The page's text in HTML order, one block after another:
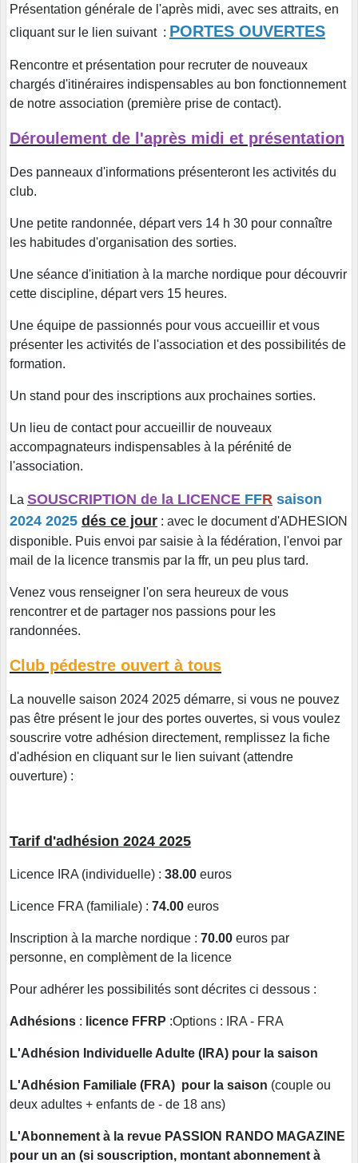
Présentation générale de l'après midi, avec ses attraits, en
cliquant sur le lien suivant : PORTES OUVERTES
Rencontre et présentation pour recruter de nouveaux
chargés d'itinéraires indispensables au bon fonctionnement
de notre association (première prise de contact).
Déroulement de l'après midi et présentation
Des panneaux d'informations présenteront les activités du
club.
Une petite randonnée, départ vers 14 h 30 pour connaître
les habitudes d'organisation des sorties.
Une séance d'initiation à la marche nordique pour découvrir
cette discipline, départ vers 15 heures.
Une équipe de passionnés pour vous accueillir et vous
présenter les activités de l'association et des possibilités de
formation.
Un stand pour des inscriptions aux prochaines sorties.
Un lieu de contact pour accueillir de nouveaux
accompagnateurs indispensables à la pérénité de
l'association.
La SOUSCRIPTION de la LICENCE FFR saison
2024 2025 dés ce jour : avec le document d'ADHESION
disponible. Puis envoi par saisie à la fédération, l'envoi par
mail de la licence transmis par la ffr, un peu plus tard.
Venez vous renseigner l'on sera heureux de vous
rencontrer et de partager nos passions pour les
randonnées.
Club pédestre ouvert à tous
La nouvelle saison 2024 2025 démarre, si vous ne pouvez
pas être présent le jour des portes ouvertes, si vous voulez
souscrire votre adhésion directement, remplissez la fiche
d'adhésion en cliquant sur le lien suivant (attendre
ouverture) :
Tarif d'adhésion 2024 2025
Licence IRA (individuelle) : 38.00 euros
Licence FRA (familiale) : 74.00 euros
Inscription à la marche nordique : 70.00 euros par
personne, en complèment de la licence
Pour adhérer les possibilités sont décrites ci dessous :
Adhésions : licence FFRP :Options : IRA - FRA
L'Adhésion Individuelle Adulte (IRA) pour la saison
L'Adhésion Familiale (FRA) pour la saison (couple ou
deux adultes + enfants de - de 18 ans)
L'Abonnement à la revue PASSION RANDO MAGAZINE
pour un an (si souscription, montant abonnement à